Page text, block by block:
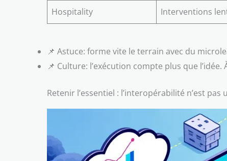
Hospitality Interventions
📌 Astuce: forme vite le terrain avec du
📌 Culture: l’exécution compte plus que l’idée.
Retenir l’essentiel : l’interopérabilité n’est